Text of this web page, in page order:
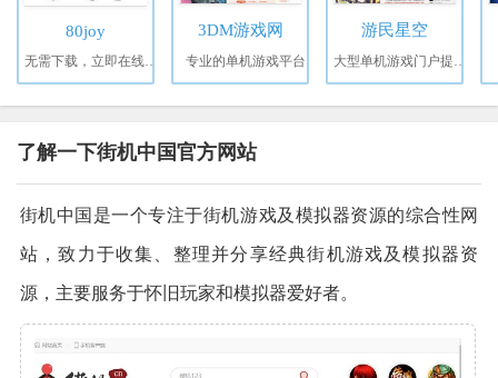
80joy 3DM游戏网
专业的单机游戏平台
游民星空
了解一下街机中国官方网站
街机中国是一个专注于街机游戏及模拟器资源的综合性网
站，致力于收集、整理并分享经典街机游戏及模拟器资
源，主要服务于怀旧玩家和模拟器爱好者。